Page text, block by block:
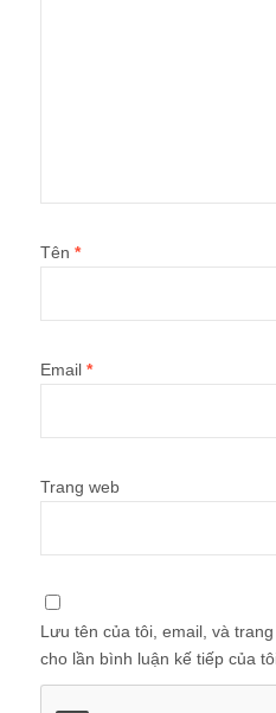
Tên *
Email *
Trang web
Lưu tên của tôi, email, và
cho lần bình luận kế tiếp của